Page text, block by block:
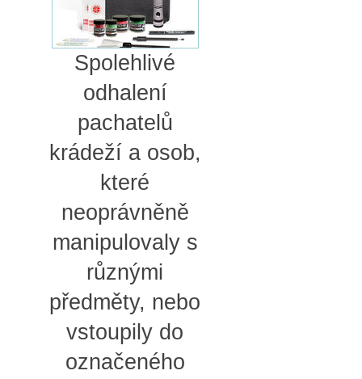
Spolehlivé
odhalení
pachatelů
krádeží a osob,
které
neoprávněně
manipulovaly s
různými
předměty, nebo
vstoupily do
označeného